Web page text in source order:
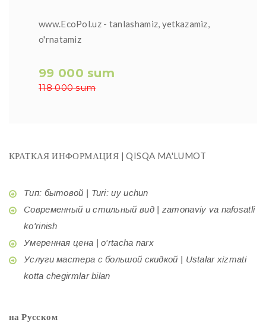
www.EcoPol.uz - tanlashamiz, yetkazamiz,
o'rnatamiz
99 000 sum
118 000 sum
КРАТКАЯ ИНФОРМАЦИЯ | QISQA MA'LUMOT
Тип: бытовой | Turi: uy uchun
Современный и стильный вид | zamonaviy va nafosatli
ko'rinish
Умеренная цена | o'rtacha narx
Услуги мастера с большой скидкой | Ustalar xizmati
kotta chegirmlar bilan
на Русском